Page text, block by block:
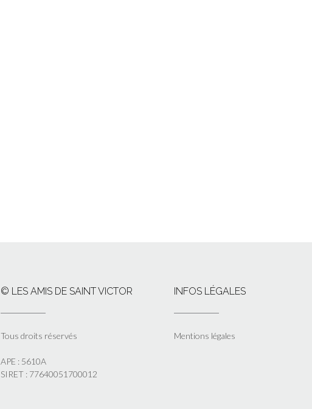
© LES AMIS DE SAINT VICTOR
Tous droits réservés
APE : 5610A
SIRET : 77640051700012
INFOS LÉGALES
Mentions légales